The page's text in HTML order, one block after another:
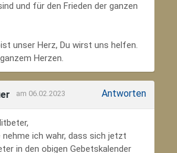
und für den Frieden der ganzen
unser Herz, Du wirst uns helfen.
Herzen.
am 06.02.2023 Antworten
ich wahr, dass sich jetzt
in den obigen Gebetskalender